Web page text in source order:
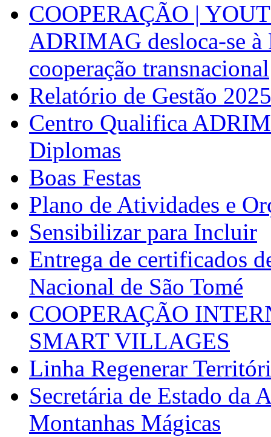
COOPERAÇÃO |
ADRIMAG desloca-se
cooperação transnacional
Relatório de Gestão 2025
Centro Qualifica
Diplomas
Boas Festas
Plano de Atividades e
Sensibilizar para Incluir
Entrega de certificados
Nacional de São Tomé
COOPERAÇÃO
SMART VILLAGES
Linha Regenerar
Secretária de Estado da
Montanhas Mágicas